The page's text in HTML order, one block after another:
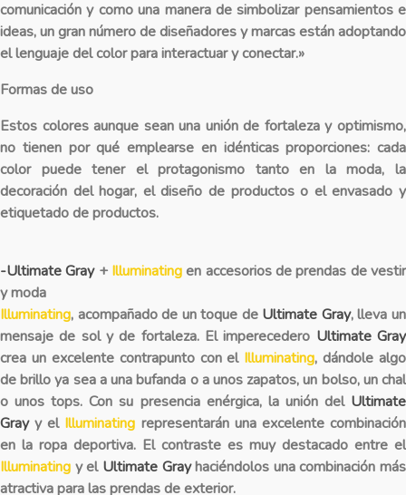
comunicación y como una manera de simbolizar pensamientos e
ideas, un gran número de diseñadores y marcas están adoptando
el lenguaje del color para interactuar y conectar.»
Formas de uso
Estos colores aunque sean una unión de fortaleza y optimismo,
no tienen por qué emplearse en idénticas proporciones: cada
color puede tener el protagonismo tanto en la moda, la
decoración del hogar, el diseño de productos o el envasado y
etiquetado de productos.
-Ultimate Gray+ Illuminatingen accesorios de prendas de vestir
y moda
Illuminating, acompañado de un toque de Ultimate Gray, lleva un
mensaje de sol y de fortaleza. El imperecedero Ultimate Gray
crea un excelente contrapunto con el Illuminating, dándole algo
de brillo ya sea a una bufanda o a unos zapatos, un bolso, un chal
o unos tops. Con su presencia enérgica, la unión del Ultimate
Grayy el Illuminating representarán una excelente combinación
en la ropa deportiva. El contraste es muy destacado entre el
Illuminating y el Ultimate Grayhaciéndolos una combinación más
atractiva para las prendas de exterior.